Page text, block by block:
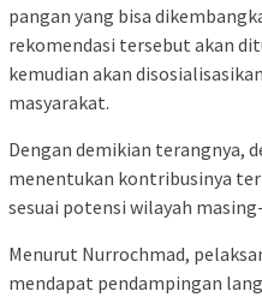
pangan yang bisa
rekomendasi tersebut akan
kemudian akan
masyarakat.
Dengan demikian terangnya,
menentukan kontribusinya
sesuai potensi wilayah
Menurut Nurrochmad,
mendapat pendampingan